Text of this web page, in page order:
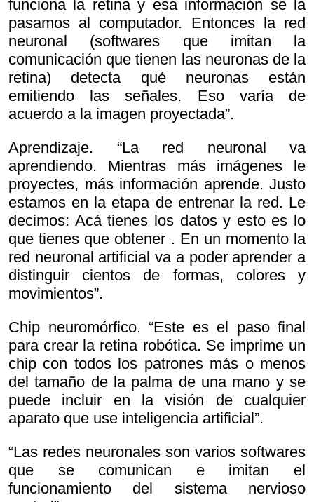
funciona la retina y esa información se la
pasamos al computador. Entonces la red
neuronal (softwares que imitan la
comunicación que tienen las neuronas de la
retina) detecta qué neuronas están
emitiendo las señales. Eso varía de
acuerdo a la imagen proyectada”.
Aprendizaje. “La red neuronal va
aprendiendo. Mientras más imágenes le
proyectes, más información aprende. Justo
estamos en la etapa de entrenar la red. Le
decimos: Acá tienes los datos y esto es lo
que tienes que obtener . En un momento la
red neuronal artificial va a poder aprender a
distinguir cientos de formas, colores y
movimientos”.
Chip neuromórfico. “Este es el paso final
para crear la retina robótica. Se imprime un
chip con todos los patrones más o menos
del tamaño de la palma de una mano y se
puede incluir en la visión de cualquier
aparato que use inteligencia artificial”.
“Las redes neuronales son varios softwares
que se comunican e imitan el
funcionamiento del sistema nervioso